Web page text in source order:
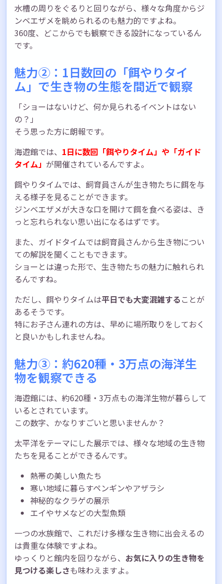
水槽の周りをぐるりと回りながら、様々な角度からジ
ンベエザメを眺められるのも魅力的ですよね。
360度、どこからでも観察できる設計になっているん
です。
魅力②：1日数回の「餌やりタイ
ム」で生き物の生態を間近で観察
「ショーはないけど、何か見られるイベントはない
の？」
そう思った方に朗報です。
海遊館では、 1日に数回「餌やりタイム」や「ガイド
タイム」 が開催されているんですよ。
餌やりタイムでは、飼育員さんが生き物たちに餌を与
える様子を見ることができます。
ジンベエザメが大きな口を開けて餌を食べる姿は、き
っと忘れられない思い出になるはずです。
また、ガイドタイムでは飼育員さんから生き物につい
ての解説を聞くこともできます。
ショーとは違った形で、生き物たちの魅力に触れられ
るんですね。
ただし、餌やりタイムは平日でも大変混雑する ことが
あるそうです。
特にお子さん連れの方は、早めに場所取りをしておく
と良いかもしれませんね。
魅力③：約620種・3万点の海洋生
物を観察できる
海遊館には、約620種・3万点もの海洋生物が暮らして
いるとされています。
この数字、かなりすごいと思いませんか？
太平洋をテーマにした展示では、様々な地域の生き物
たちを見ることができるんです。
熱帯の美しい魚たち
寒い地域に暮らすペンギンやアザラシ
神秘的なクラゲの展示
エイやサメなどの大型魚類
一つの水族館で、これだけ多様な生き物に出会えるの
は貴重な体験ですよね。
ゆっくりと館内を回りながら、 お気に入りの生き物を
見つける楽しさも味わえますよ。